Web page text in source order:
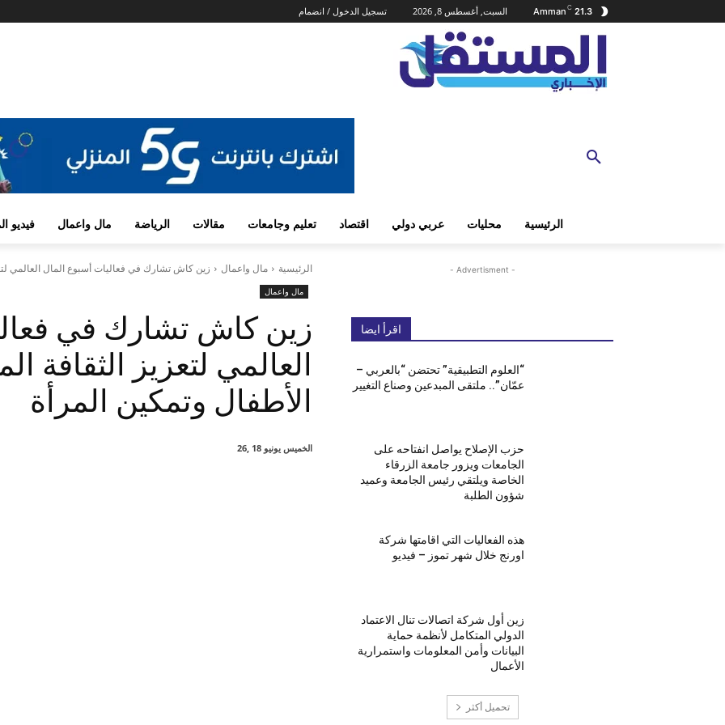
21.3
C
Amman السبت, أغسطس 8, 2026 تسجيل الدخول / انضمام
الرئيسية محليات عربي دولي اقتصاد تعليم وجامعات مقالات الرياضة مال واعمال فيديو
الرئيسية مال واعمال زين كاش تشارك في فعاليات أسبوع المال العالمي
مال واعمال
زين كاش تشارك في
العالمي لتعزيز الثقافة
الأطفال وتمكين المرأة
الخميس يونيو 18 ,26
- Advertisment -
اقرأ ايضا
“العلوم التطبيقية” تحتضن “بالعربي –
عمّان”.. ملتقى المبدعين وصناع التغيير
حزب الإصلاح يواصل انفتاحه على
الجامعات ويزور جامعة الزرقاء
الخاصة ويلتقي رئيس الجامعة وعميد
شؤون الطلبة
هذه الفعاليات التي اقامتها شركة
اورنج خلال شهر تموز – فيديو
زين أول شركة اتصالات تنال الاعتماد
الدولي المتكامل لأنظمة حماية
البيانات وأمن المعلومات واستمرارية
الأعمال
تحميل أكثر